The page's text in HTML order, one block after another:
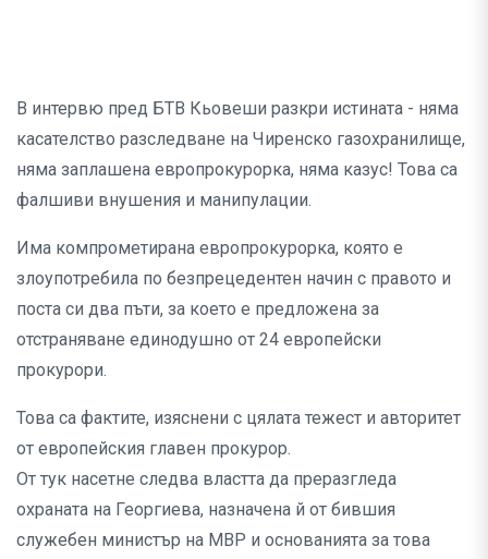
В интервю пред БТВ Кьовеши разкри истината - няма
касателство разследване на Чиренско газохранилище,
няма заплашена европрокурорка, няма казус! Това са
фалшиви внушения и манипулации.
Има компрометирана европрокурорка, която е
злоупотребила по безпрецедентен начин с правото и
поста си два пъти, за което е предложена за
отстраняване единодушно от 24 европейски
прокурори.
Това са фактите, изяснени с цялата тежест и авторитет
от европейския главен прокурор.
От тук насетне следва властта да преразгледа
охраната на Георгиева, назначена й от бившия
служебен министър на МВР и основанията за това